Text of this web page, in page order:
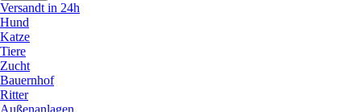
Versandt in 24h
Hund
Katze
Tiere
Zucht
Bauernhof
Ritter